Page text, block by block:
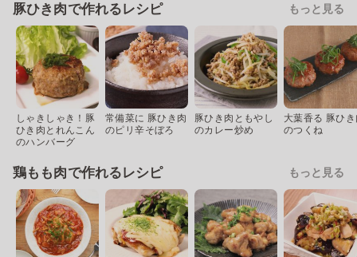
豚ひき肉で作れるレシピ もっと見る
しゃきしゃき！豚
ひき肉とれんこん
のハンバーグ
常備菜に 豚ひき肉
のピリ辛そぼろ
豚ひき肉ともやし
のカレー炒め
大葉香る 豚ひ
のつくね
鶏もも肉で作れるレシピ もっと見る